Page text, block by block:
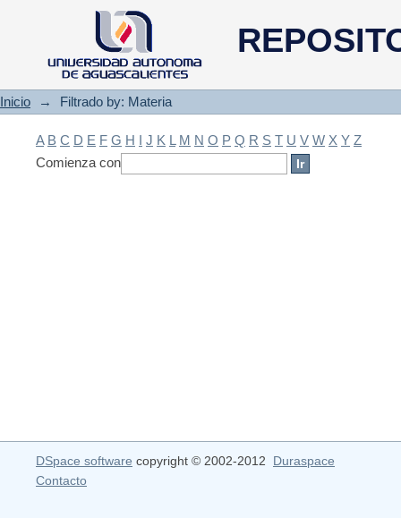
Filtrado by: Materia
Inicio → Filtrado by: Materia
A B C D E F G H I J K L M N O P Q R S T U V W X Y Z
Comienza con
DSpace software copyright © 2002-2012 Duraspace
Contacto